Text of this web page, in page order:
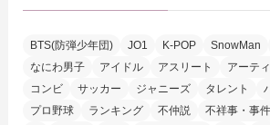
BTS(防弾少年団) JO1 K-POP SnowMan
なにわ男子
アイドル アスリート アーテ
コンビ
サッカー ジャニーズ タレント
プロ野球
ランキング 不仲説 不祥事・事件